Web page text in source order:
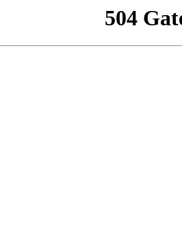
504